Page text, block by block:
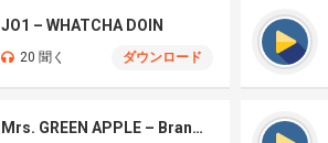
JO1 – WHATCHA DOIN
20 聞く ダウンロード
Mrs. GREEN APPLE – Brand New